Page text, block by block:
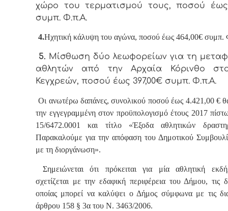
χώρο του τερματισμού τους, ποσού έως
συμπ. Φ.π.Α.
4.Ηχητική κάλυψη του αγώνα, ποσού έως 464,00€
5. Μίσθωση δύο λεωφορείων για τη
αθλητών από την Αρχαία Κόρινθο στο
Κεγχρεών, ποσού έως 397,00€ συμπ. Φ.π.Α.
Οι ανωτέρω δαπάνες, συνολικού ποσού έως 4.421,00 €
την εγγεγραμμένη στον προϋπολογισμό έτους 2017
15/6472.0001 και τίτλο «Έξοδα αθλητικών
Παρακαλούμε για την απόφαση του Δημοτικού
με τη διοργάνωση».
Σημειώνεται ότι πρόκειται για μία αθλητική
σχετίζεται με την εδαφική περιφέρεια του Δήμου, τις
οποίας μπορεί να καλύψει ο Δήμος σύμφωνα με τις
άρθρου 158 § 3α του Ν. 3463/2006.